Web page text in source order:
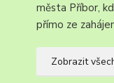
města Příbor,
přímo ze
Zobrazit